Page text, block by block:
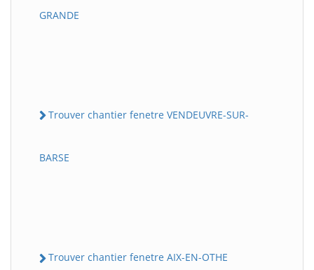
GRANDE
Trouver chantier fenetre VENDEUVRE-SUR-
BARSE
Trouver chantier fenetre AIX-EN-OTHE